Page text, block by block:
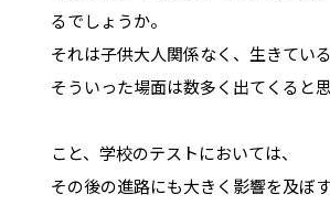
るでしょうか。
それは子供大人関係なく、生きている
そういった場面は数多く出てくると思
こと、学校のテストにおいては、
その後の進路にも大きく影響を及ぼ